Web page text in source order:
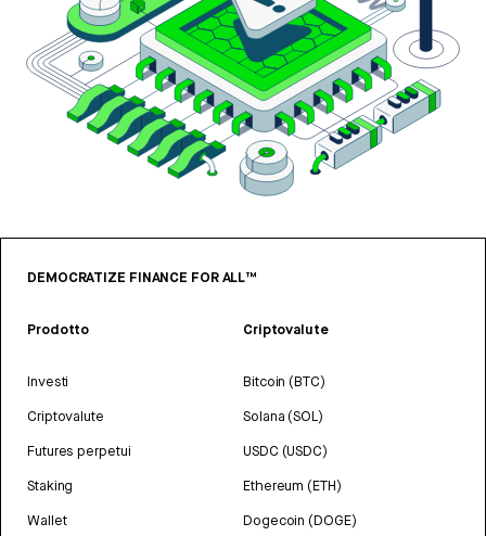
DEMOCRATIZE FINANCE FOR ALL™
Prodotto
Investi
Criptovalute
Futures perpetui
Staking
Wallet
Criptovalute
Bitcoin (BTC)
Solana (SOL)
USDC (USDC)
Ethereum (ETH)
Dogecoin (DOGE)